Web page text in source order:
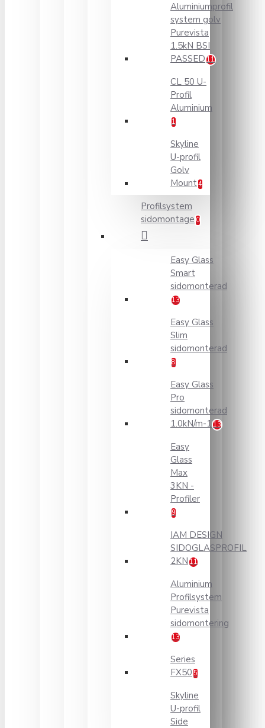
Aluminiumprofil
system golv
Purevista
1.5kN BSI
PASSED 11
CL 50 U-
Profil
Aluminium
1
Skyline
U-profil
Golv
Mount4
Profilsystem
sidomontage 0
Easy Glass
Smart
sidomonterad
13
Easy Glass
Slim
sidomonterad
8
Easy Glass
Pro
sidomonterad
1.0kN/m-1 13
Easy
Glass
Max
3KN -
Profiler
9
IAM DESIGN
SIDOGLASPROFIL
2KN 11
Aluminium
Profilsystem
Purevista
sidomontering
13
Series
FX50 5
Skyline
U-profil
Side